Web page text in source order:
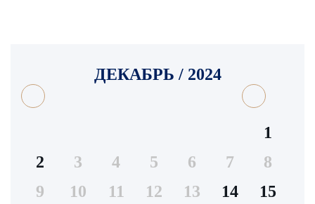
ДЕКАБРЬ / 2024
1
2
3 4 5 6 7
8
9
10 11 12 13 14
15